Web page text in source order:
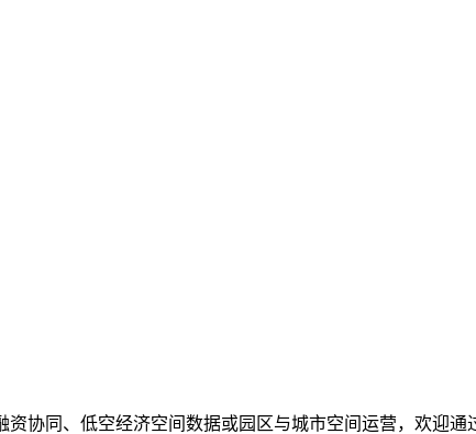
协同、低空经济空间数据或园区与城市空间运营，欢迎通